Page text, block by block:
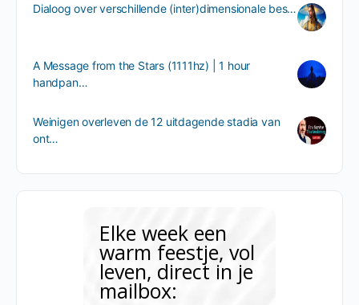
Dialoog over verschillende (inter)dimensionale bes…
A Message from the Stars (1111hz) | 1 hour
handpan…
Weinigen overleven de 12 uitdagende stadia van
ont…
Elke week een
warm feestje, vol
leven, direct in je
mailbox: